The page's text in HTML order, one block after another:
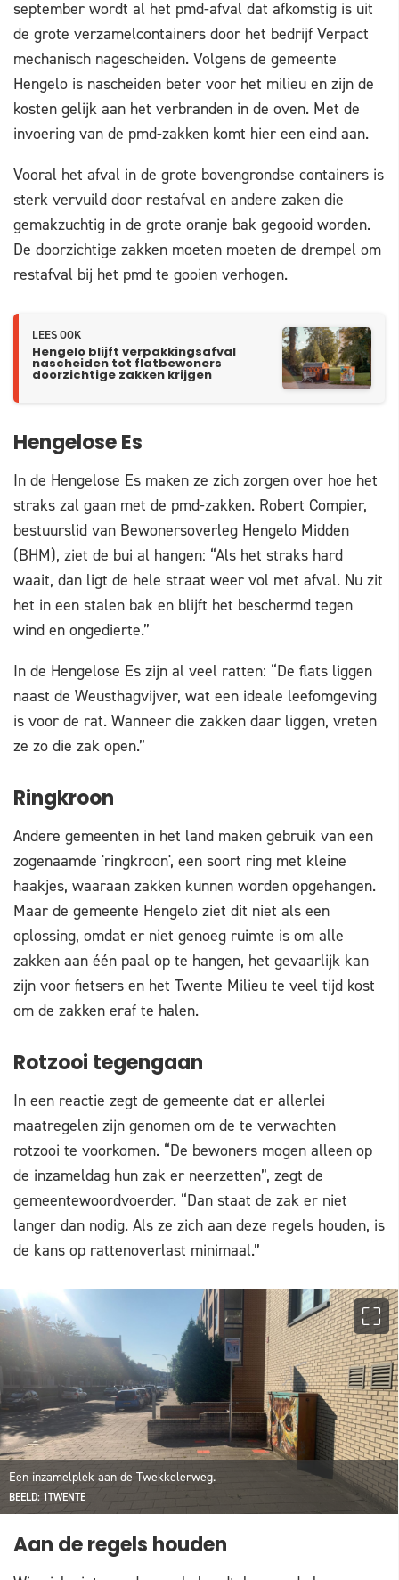
september wordt al het pmd-afval dat afkomstig is uit
de grote verzamelcontainers door het bedrijf Verpact
mechanisch nagescheiden. Volgens de gemeente
Hengelo is nascheiden beter voor het milieu en zijn de
kosten gelijk aan het verbranden in de oven. Met de
invoering van de pmd-zakken komt hier een eind aan.
Vooral het afval in de grote bovengrondse containers is
sterk vervuild door restafval en andere zaken die
gemakzuchtig in de grote oranje bak gegooid worden.
De doorzichtige zakken moeten moeten de drempel om
restafval bij het pmd te gooien verhogen.
LEES OOK
Hengelo blijft verpakkingsafval
nascheiden tot flatbewoners
doorzichtige zakken krijgen
Hengelose Es
In de Hengelose Es maken ze zich zorgen over hoe het
straks zal gaan met de pmd-zakken. Robert Compier,
bestuurslid van Bewonersoverleg Hengelo Midden
(BHM), ziet de bui al hangen: “Als het straks hard
waait, dan ligt de hele straat weer vol met afval. Nu zit
het in een stalen bak en blijft het beschermd tegen
wind en ongedierte.”
In de Hengelose Es zijn al veel ratten: “De flats liggen
naast de Weusthagvijver, wat een ideale leefomgeving
is voor de rat. Wanneer die zakken daar liggen, vreten
ze zo die zak open.”
Ringkroon
Andere gemeenten in het land maken gebruik van een
zogenaamde 'ringkroon', een soort ring met kleine
haakjes, waaraan zakken kunnen worden opgehangen.
Maar de gemeente Hengelo ziet dit niet als een
oplossing, omdat er niet genoeg ruimte is om alle
zakken aan één paal op te hangen, het gevaarlijk kan
zijn voor fietsers en het Twente Milieu te veel tijd kost
om de zakken eraf te halen.
Rotzooi tegengaan
In een reactie zegt de gemeente dat er allerlei
maatregelen zijn genomen om de te verwachten
rotzooi te voorkomen. “De bewoners mogen alleen op
de inzameldag hun zak er neerzetten”, zegt de
gemeentewoordvoerder. “Dan staat de zak er niet
langer dan nodig. Als ze zich aan deze regels houden, is
de kans op rattenoverlast minimaal.”
Een inzamelplek aan de Twekkelerweg.
BEELD: 1TWENTE
Aan de regels houden